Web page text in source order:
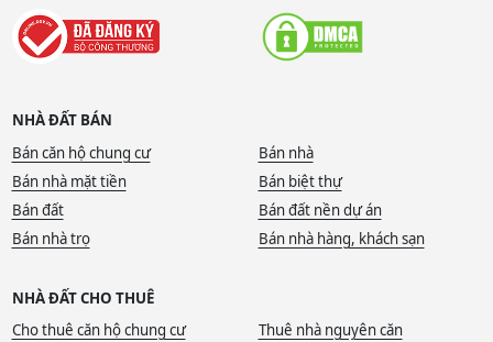
NHÀ ĐẤT BÁN
Bán căn hộ chung cư
Bán nhà
Bán nhà mặt tiền
Bán biệt thự
Bán đất
Bán đất nền dự án
Bán nhà trọ
Bán nhà hàng, khách sạn
NHÀ ĐẤT CHO THUÊ
Cho thuê căn hộ chung cư
Thuê nhà nguyên căn